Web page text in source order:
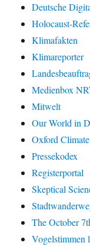
Deutsche
Holocaust-
Klimafakten
Klimareporter
Medienbox
Mitwelt
Our World in
Oxford
Pressekodex
Registerportal
Skeptical
The October
Vogelstimmen